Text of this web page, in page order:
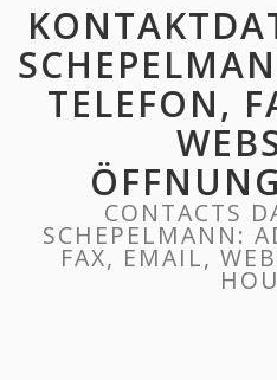
TELEFON,
CONTACTS
SCHEPELMANN:
FAX, EMAIL,